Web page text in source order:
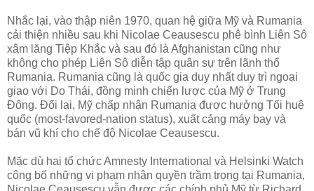
Nhắc lại, vào thập niên 1970, quan hệ giữa Mỹ và Rumania
cải thiện nhiều sau khi Nicolae Ceausescu phê bình Liên Sô
xâm lăng Tiệp Khắc và sau đó là Afghanistan cũng như
không cho phép Liên Sô diễn tập quân sự trên lãnh thổ
Rumania. Rumania cũng là quốc gia duy nhất duy trì ngoại
giao với Do Thái, đồng minh chiến lược của Mỹ ở Trung
Đông. Đổi lại, Mỹ chấp nhận Rumania được hưởng Tối huệ
quốc (most-favored-nation status), xuất cảng máy bay và
bán vũ khí cho chế độ Nicolae Ceausescu.
Mặc dù hai tổ chức Amnesty International và Helsinki Watch
công bố những vi phạm nhân quyền trầm trọng tại Rumania,